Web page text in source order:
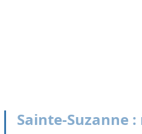
Sainte-Suzanne